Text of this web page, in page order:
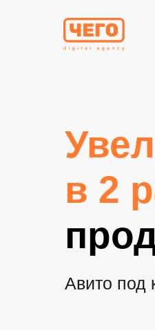
Авито под
в 2